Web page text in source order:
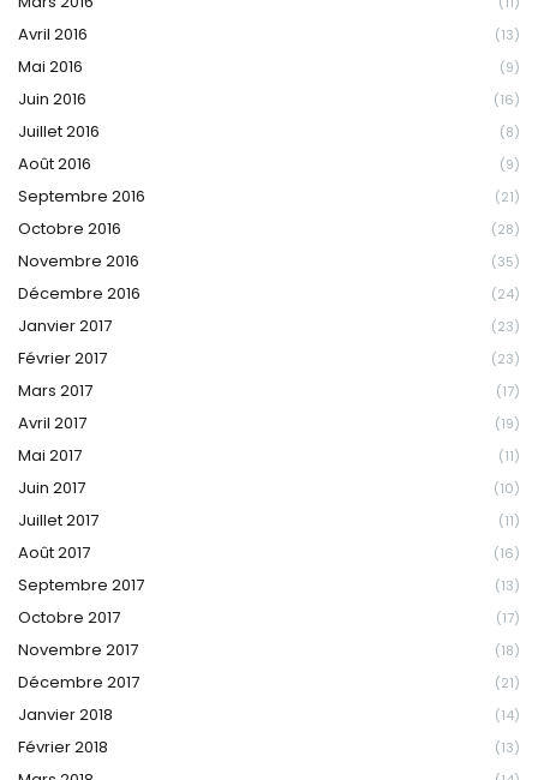
Avril 2016 (13)
Mai 2016 (9)
Juin 2016 (16)
Juillet 2016 (8)
Août 2016 (9)
Septembre 2016 (21)
Octobre 2016 (28)
Novembre 2016 (35)
Décembre 2016 (24)
Janvier 2017 (23)
Février 2017 (23)
Mars 2017 (17)
Avril 2017 (19)
Mai 2017 (11)
Juin 2017 (10)
Juillet 2017 (11)
Août 2017 (16)
Septembre 2017 (13)
Octobre 2017 (17)
Novembre 2017 (18)
Décembre 2017 (21)
Janvier 2018 (14)
Février 2018 (13)